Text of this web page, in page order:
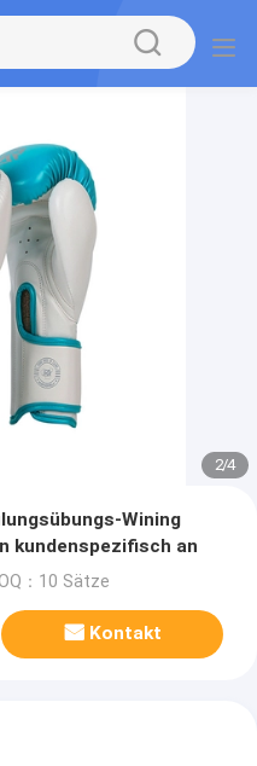
2/4
Wining
kundenspezifisch an
：10 Sätze
Kontakt